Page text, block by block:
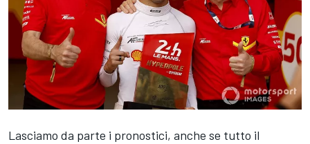
Lasciamo da parte i pronostici, anche se tutto il